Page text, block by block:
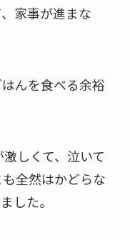
家事が進まな
んを食べる余裕
しくて、泣いて
全然はかどらな
した。